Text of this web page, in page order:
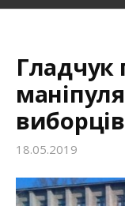
Гладчук
виборців
18.05.2019